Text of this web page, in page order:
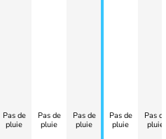
Pas de
pluie
Pas de
pluie
Pas de
pluie
Pas de
pluie
Pas
pluie